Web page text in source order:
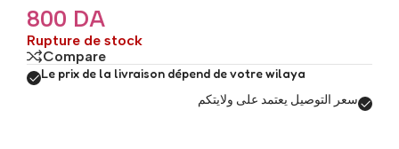
800 DA
Rupture de stock
Compare
Le prix de la livraison dépend de votre wilaya
سعر التوصيل يعتمد على ولايتكم